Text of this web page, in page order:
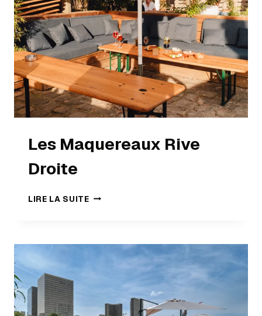
Les Maquereaux Rive
Droite
LIRE LA SUITE